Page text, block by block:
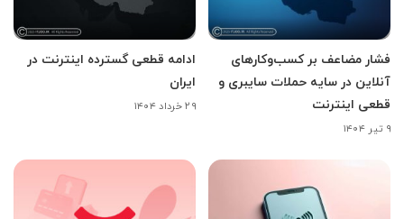
فشار مضاعف بر کسب‌وکارهای
آنلاین در سایه حملات سایبری و
قطعی اینترنت
۹ تیر ۱۴۰۴
ادامه قطعی گسترده اینترنت در
ایران
۲۹ خرداد ۱۴۰۴